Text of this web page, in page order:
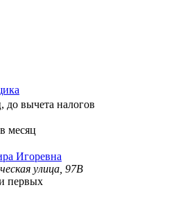
до вычета налогов
месяц
Игоревна
улица, 97В
первых